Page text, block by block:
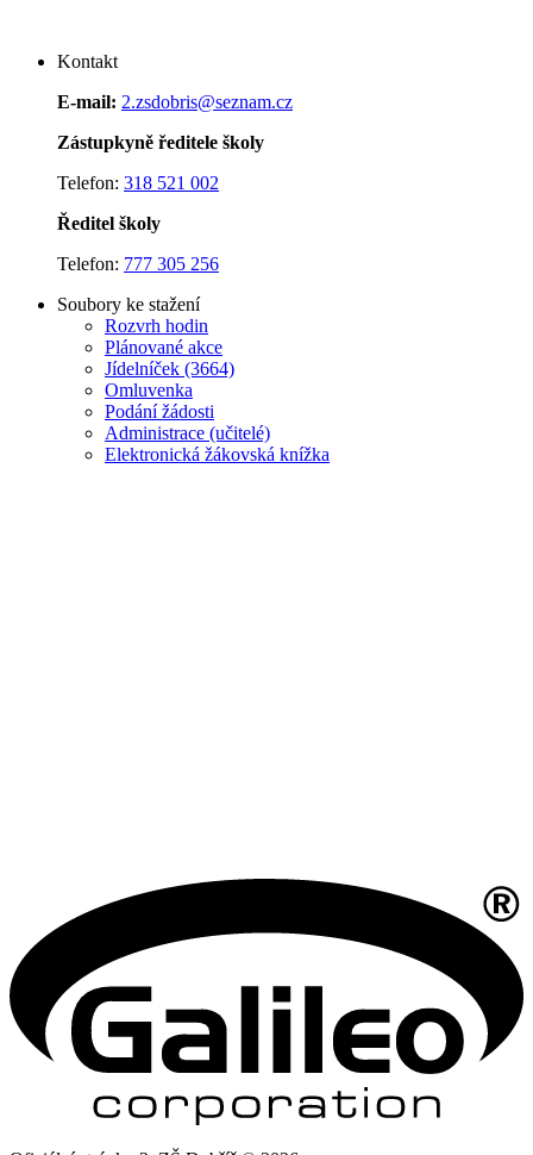
Kontakt
E-mail: 2.zsdobris@seznam.cz
Zástupkyně ředitele školy
Telefon: 318 521 002
Ředitel školy
Telefon: 777 305 256
Soubory ke stažení
Rozvrh hodin
Plánované akce
Jídelníček (3664)
Omluvenka
Podání žádosti
Administrace (učitelé)
Elektronická žákovská knížka